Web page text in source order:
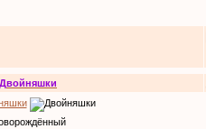
Двойняшки